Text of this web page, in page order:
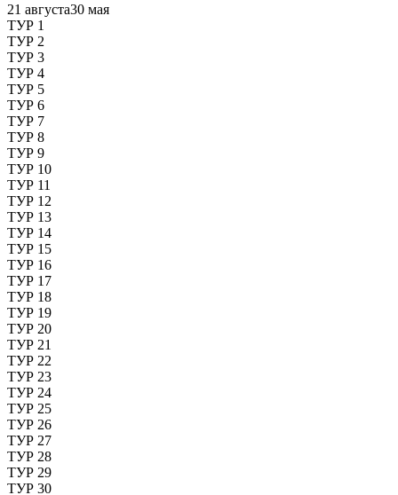
21 августа30 мая
ТУР 1
ТУР 2
ТУР 3
ТУР 4
ТУР 5
ТУР 6
ТУР 7
ТУР 8
ТУР 9
ТУР 10
ТУР 11
ТУР 12
ТУР 13
ТУР 14
ТУР 15
ТУР 16
ТУР 17
ТУР 18
ТУР 19
ТУР 20
ТУР 21
ТУР 22
ТУР 23
ТУР 24
ТУР 25
ТУР 26
ТУР 27
ТУР 28
ТУР 29
ТУР 30